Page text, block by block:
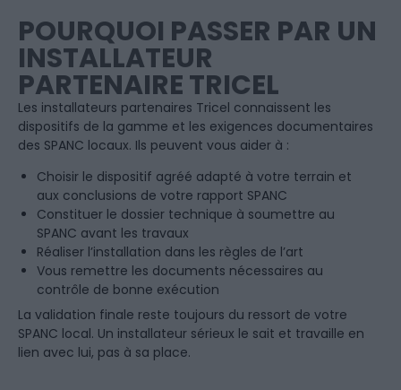
POURQUOI PASSER PAR UN
INSTALLATEUR
PARTENAIRE TRICEL
Les installateurs partenaires Tricel connaissent les
dispositifs de la gamme et les exigences documentaires
des SPANC locaux. Ils peuvent vous aider à :
Choisir le dispositif agréé adapté à votre terrain et
aux conclusions de votre rapport SPANC
Constituer le dossier technique à soumettre au
SPANC avant les travaux
Réaliser l’installation dans les règles de l’art
Vous remettre les documents nécessaires au
contrôle de bonne exécution
La validation finale reste toujours du ressort de votre
SPANC local. Un installateur sérieux le sait et travaille en
lien avec lui, pas à sa place.